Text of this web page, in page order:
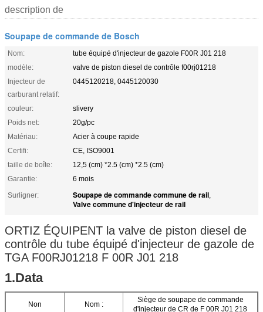
description de
Soupape de commande de Bosch
Nom:
tube équipé d'injecteur de gazole F00R J01 218
modèle:
valve de piston diesel de contrôle f00rj01218
Injecteur de
carburant relatif:
0445120218, 0445120030
couleur:
slivery
Poids net:
20g/pc
Matériau:
Acier à coupe rapide
Certifi:
CE, ISO9001
taille de boîte:
12,5 (cm) *2.5 (cm) *2.5 (cm)
Garantie:
6 mois
Surligner:
Soupape de commande commune de rail,
Valve commune d'injecteur de rail
ORTIZ ÉQUIPENT la valve de piston diesel de
contrôle du tube équipé d'injecteur de gazole de
TGA F00RJ01218 F 00R J01 218
1.Data
Non Nom :
Siège de soupape de commande
d'injecteur de CR de F 00R J01 218